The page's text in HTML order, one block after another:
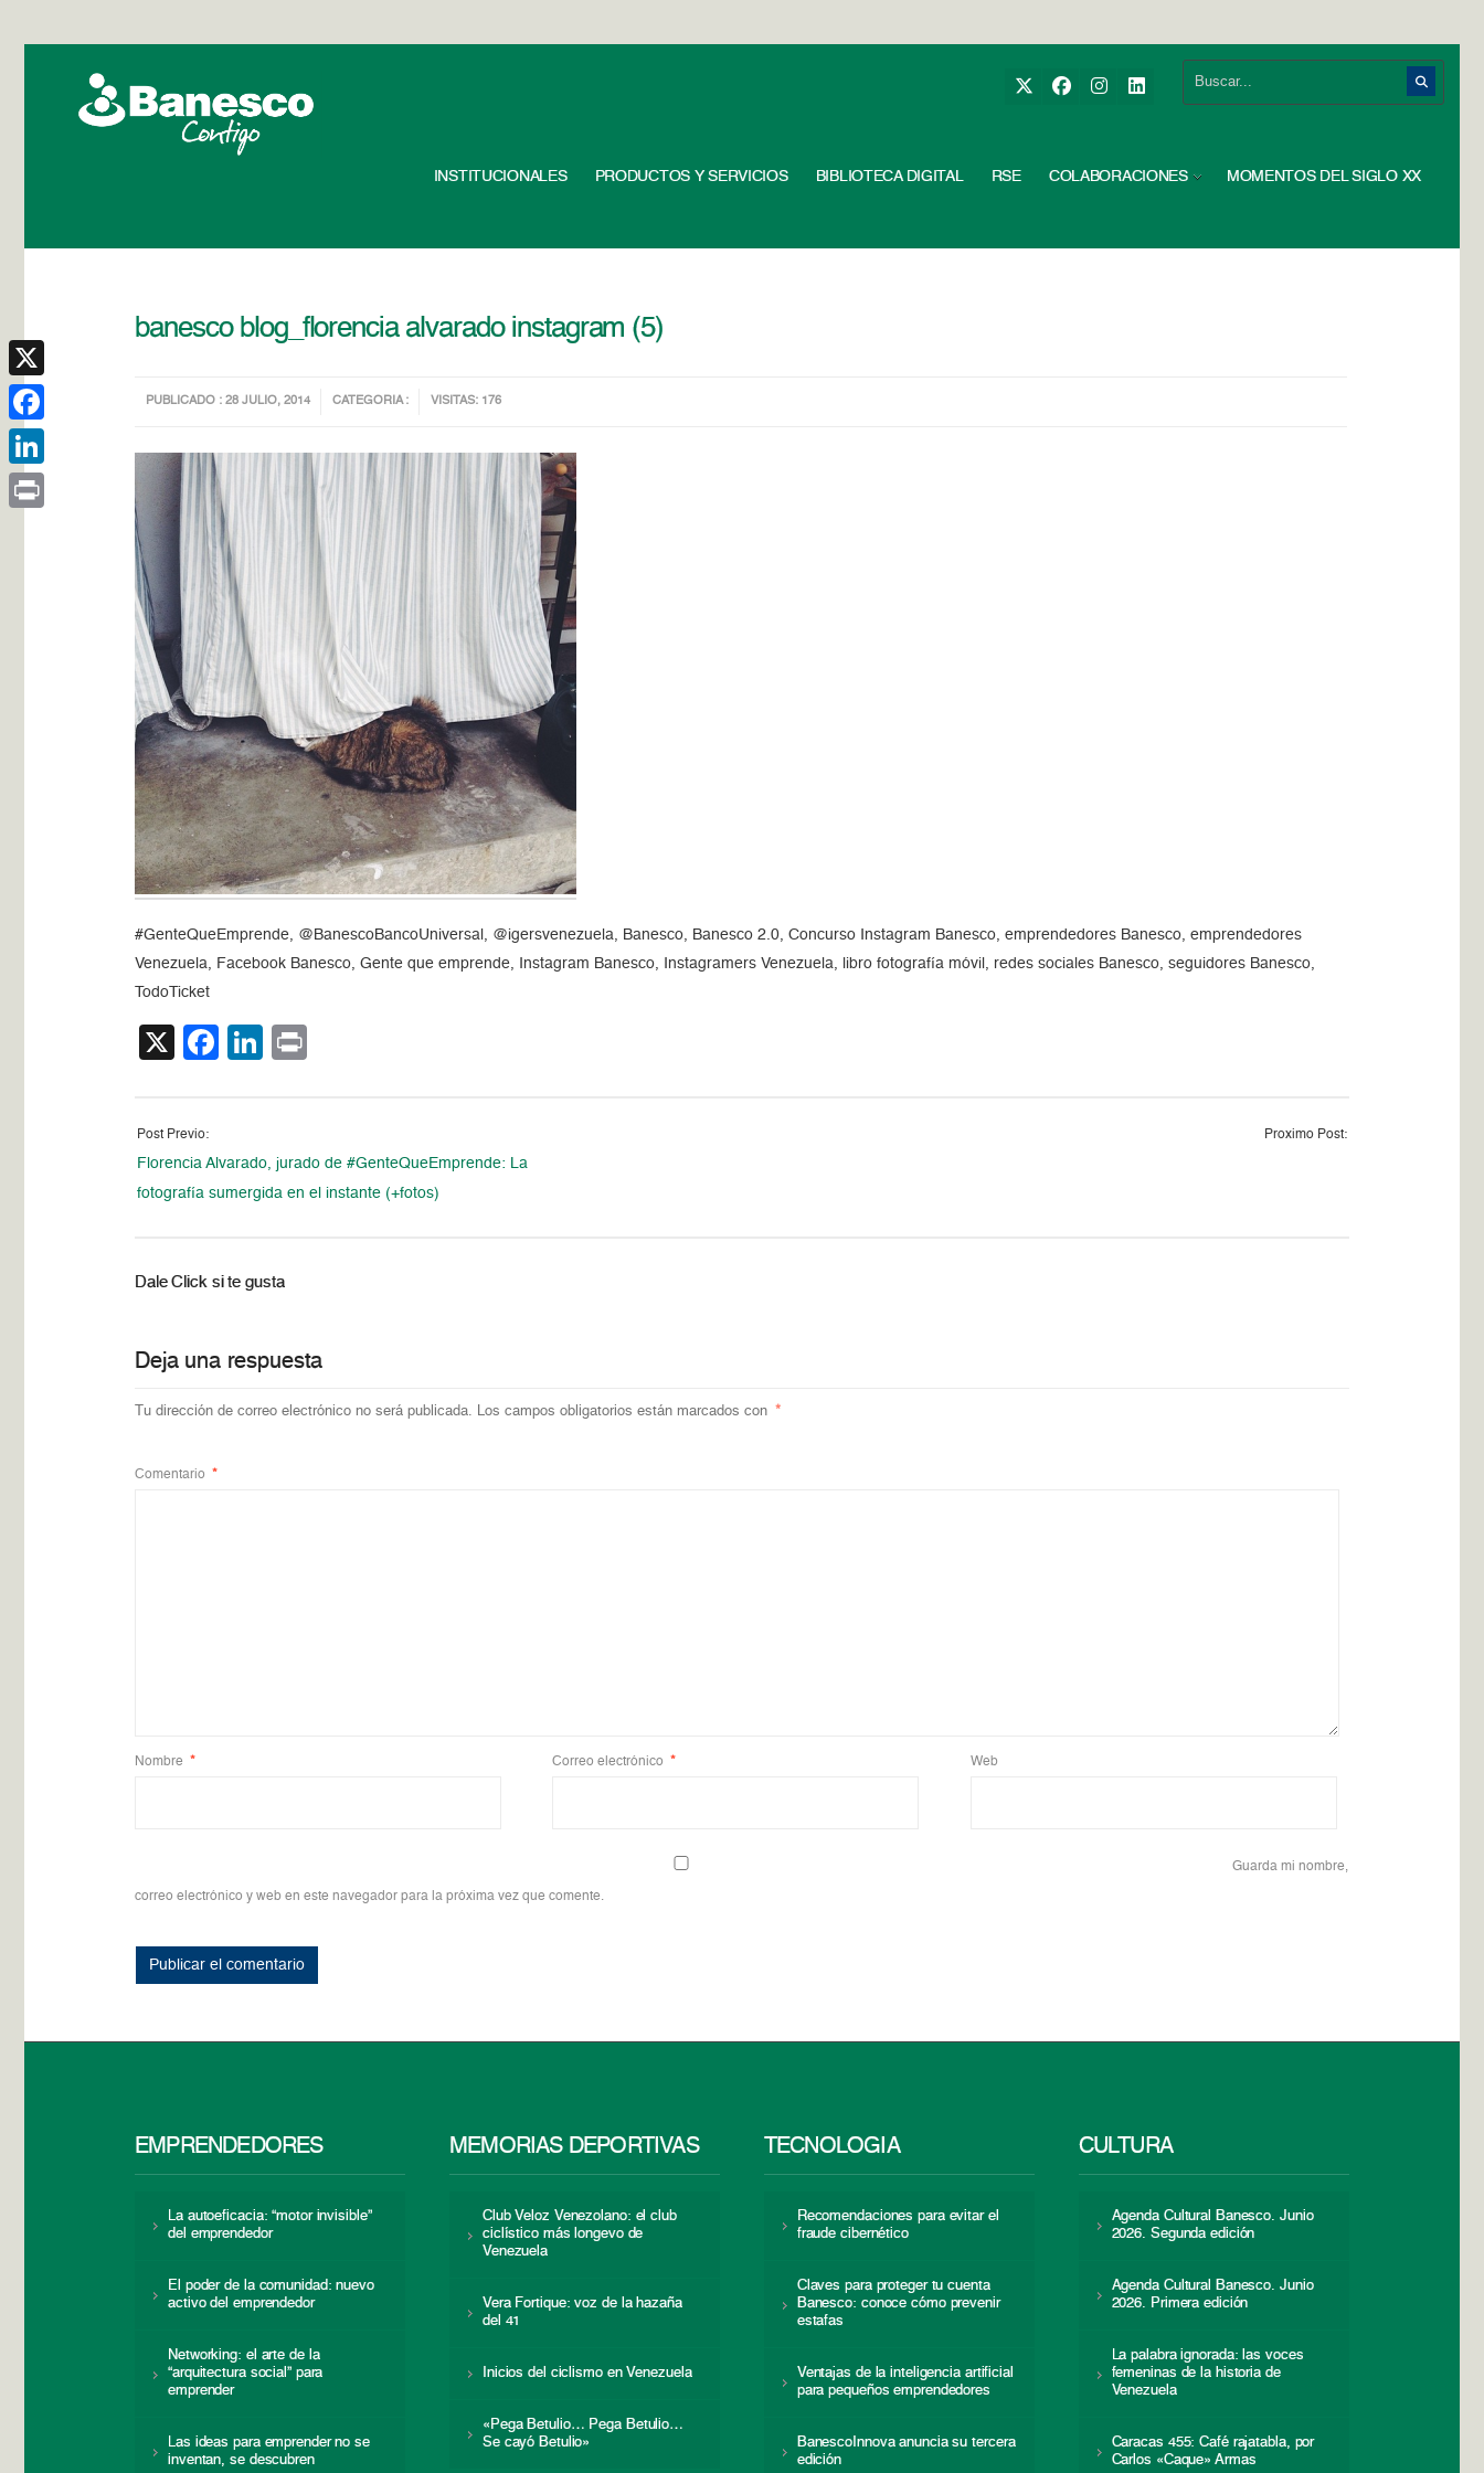
INSTITUCIONALES PRODUCTOS Y SERVICIOS BIBLIOTECA DIGITAL RSE COLABORACIONES MOMENTOS DEL SIGLO XX
banesco blog_florencia alvarado instagram (5)
PUBLICADO : 28 JULIO, 2014 CATEGORIA : VISITAS: 176
#GenteQueEmprende, @BanescoBancoUniversal, @igersvenezuela, Banesco, Banesco 2.0, Concurso Instagram Banesco, emprendedores Banesco, emprendedores
Venezuela, Facebook Banesco, Gente que emprende, Instagram Banesco, Instagramers Venezuela, libro fotografía móvil, redes sociales Banesco, seguidores Banesco,
TodoTicket
X Facebook
LinkedIn
Post Previo:
Florencia Alvarado, jurado de #GenteQueEmprende: La
fotografía sumergida en el instante (+fotos)
Proximo Post:
Dale Click si te gusta
Deja una respuesta
Tu dirección de correo electrónico no será publicada. Los campos obligatorios están marcados con *
Comentario *
Nombre * Correo electrónico * Web
Guarda mi nombre,
correo electrónico y web en este navegador para la próxima vez que comente.
EMPRENDEDORES
La autoeficacia: “motor invisible”
del emprendedor
El poder de la comunidad: nuevo
activo del emprendedor
Networking: el arte de la
“arquitectura social” para
emprender
Las ideas para emprender no se
inventan, se descubren
MEMORIAS DEPORTIVAS
Club Veloz Venezolano: el club
ciclístico más longevo de
Venezuela
Vera Fortique: voz de la hazaña
del 41
Inicios del ciclismo en Venezuela
«Pega Betulio… Pega Betulio…
Se cayó Betulio»
TECNOLOGÍA
Recomendaciones para evitar el
fraude cibernético
Claves para proteger tu cuenta
Banesco: conoce cómo prevenir
estafas
Ventajas de la inteligencia artificial
para pequeños emprendedores
BanescoInnova anuncia su tercera
edición
CULTURA
Agenda Cultural Banesco. Junio
2026. Segunda edición
Agenda Cultural Banesco. Junio
2026. Primera edición
La palabra ignorada: las voces
femeninas de la historia de
Venezuela
Caracas 455: Café rajatabla, por
Carlos «Caque» Armas
X
Facebook
LinkedIn